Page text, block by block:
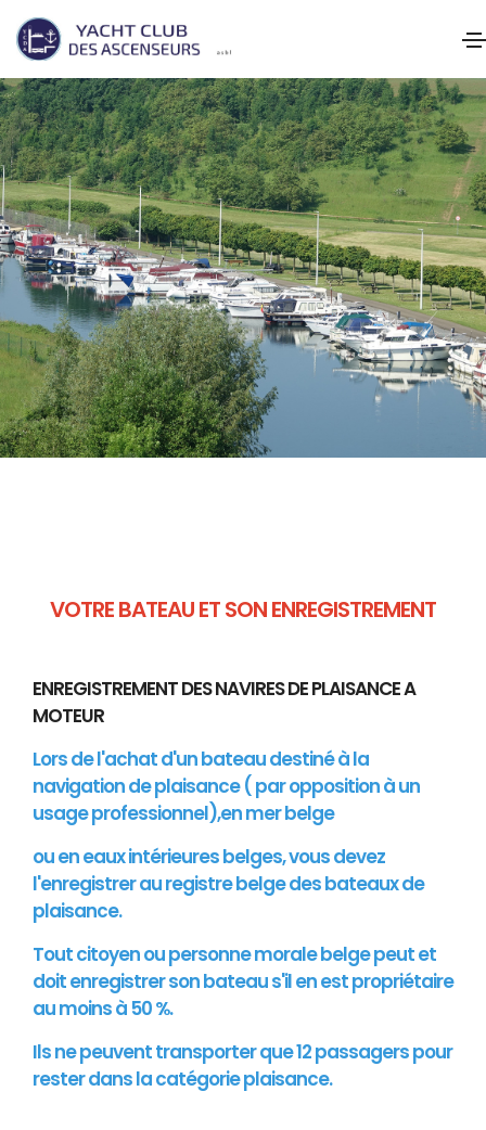
VOTRE BATEAU ET SON ENREGISTREMENT
ENREGISTREMENT DES NAVIRES DE PLAISANCE A
MOTEUR
Lors de l'achat d'un bateau destiné à la
navigation de plaisance ( par opposition à un
usage professionnel),en mer belge
ou en eaux intérieures belges, vous devez
l'enregistrer au registre belge des bateaux de
plaisance.
Tout citoyen ou personne morale belge peut et
doit enregistrer son bateau s'il en est propriétaire
au moins à 50 %.
Ils ne peuvent transporter que 12 passagers pour
rester dans la catégorie plaisance.